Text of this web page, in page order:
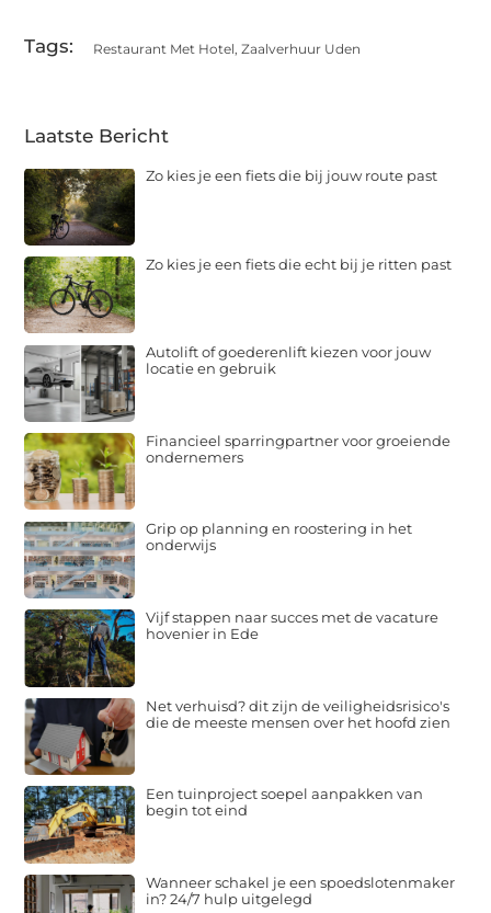
Tags: Restaurant Met Hotel,Zaalverhuur Uden
Laatste Bericht
Zo kies je een fiets die bij jouw route past
Zo kies je een fiets die echt bij je ritten past
Autolift of goederenlift kiezen voor jouw
locatie en gebruik
Financieel sparringpartner voor groeiende
ondernemers
Grip op planning en roostering in het
onderwijs
Vijf stappen naar succes met de vacature
hovenier in Ede
Net verhuisd? dit zijn de veiligheidsrisico's
die de meeste mensen over het hoofd zien
Een tuinproject soepel aanpakken van
begin tot eind
Wanneer schakel je een spoedslotenmaker
in? 24/7 hulp uitgelegd